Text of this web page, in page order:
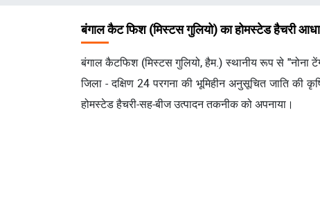
बंगाल कैट फिश (मिस्टस गुलियो) का होमस्टेड हैचरी
बंगाल कैटफिश (मिस्टस गुलियो, हैम.) स्थानीय रूप से "नोना
जिला - दक्षिण 24 परगना की भूमिहीन अनुसूचित जाति की
होमस्टेड हैचरी-सह-बीज उत्पादन तकनीक को अपनाया।